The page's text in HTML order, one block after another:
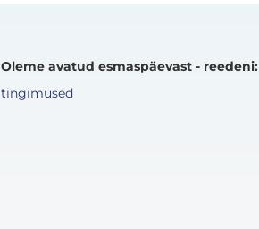
Oleme avatud esmaspäevast - reedeni:
tingimused